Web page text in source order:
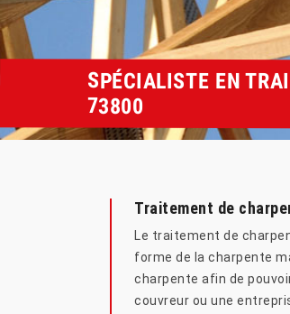
SPÉCIALISTE EN
73800
Traitement de
Le traitement de
forme de la charpente
charpente afin de
couvreur ou une